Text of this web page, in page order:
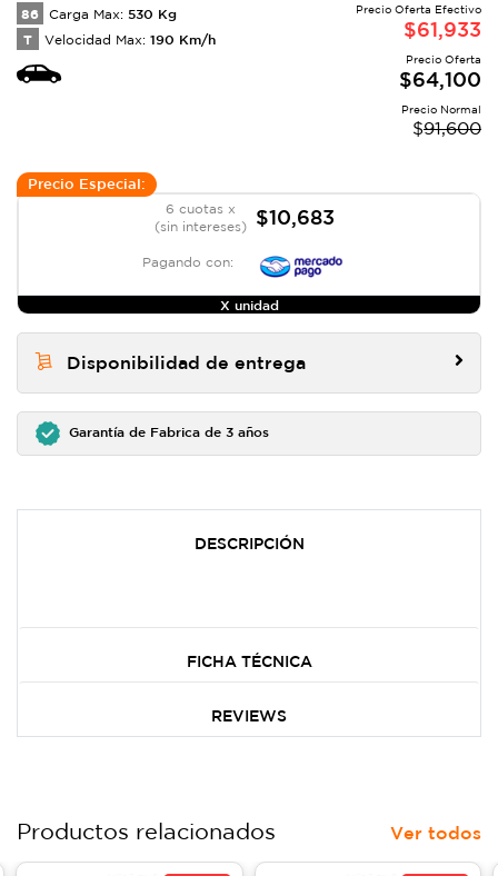
86 Carga Max: 530 Kg
T Velocidad Max: 190 Km/h
Precio Oferta Efectivo
$61,933
Precio Oferta
$64,100
Precio Normal
$91,600
Precio Especial:
6 cuotas x
(sin intereses)
$10,683
Pagando con:
X unidad
Disponibilidad de entrega
Garantía de Fabrica de 3 años
DESCRIPCIÓN
FICHA TÉCNICA
REVIEWS
Productos relacionados Ver todos